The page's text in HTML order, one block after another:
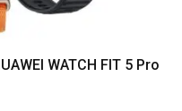
WATCH FIT 5 Pro